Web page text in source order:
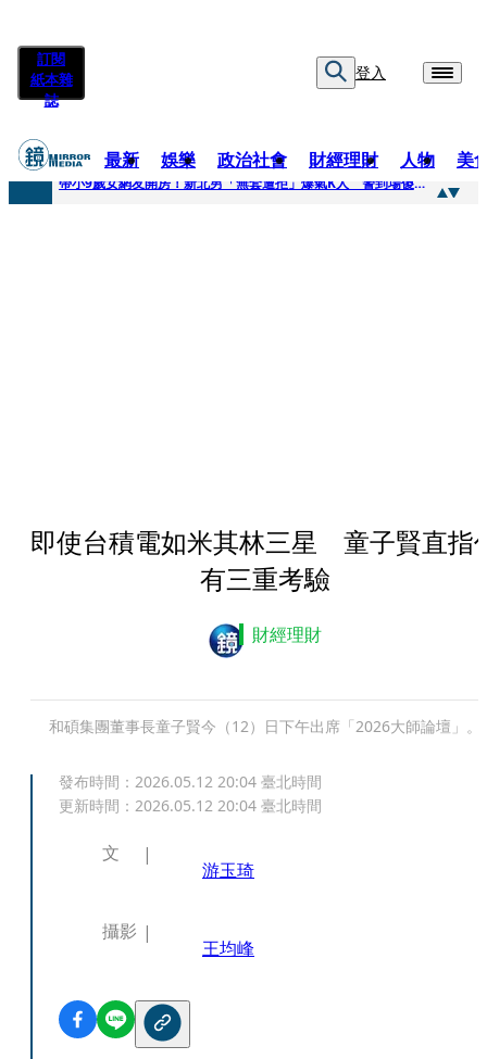
訂閱
紙本雜
誌
登入
最新 娛樂 政治社會 財經理財 人物 美
快訊
帶小9歲女網友開房！新北男「無套遭拒」爆氣K人 警到場傻眼搜到手銬、改造槍
即使台積電如米其林三星 童子賢直指
有三重考驗
財經理財
和碩集團董事長童子賢今（12）日下午出席「2026大師論壇」。
發布時間： 2026.05.12 20:04 臺北時間
更新時間： 2026.05.12 20:04 臺北時間
文
游玉琦
攝影
王均峰